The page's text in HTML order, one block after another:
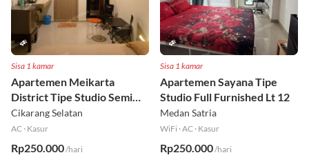
Sisa 1 kamar
Apartemen Meikarta
District Tipe Studio Semi
Furnished Lt 1
Cikarang Selatan
AC · Kasur
Rp250.000/hari
Sisa 1 kamar
Apartemen Sayana Tipe
Studio Full Furnished Lt 12
Medan Satria
WiFi ·AC · Kasur
Rp250.000/hari